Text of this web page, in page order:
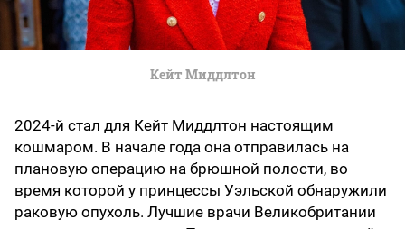
Кейт Миддлтон
2024-й стал для Кейт Миддлтон настоящим
кошмаром. В начале года она отправилась на
плановую операцию на брюшной полости, во
время которой у принцессы Уэльской обнаружили
раковую опухоль. Лучшие врачи Великобритании